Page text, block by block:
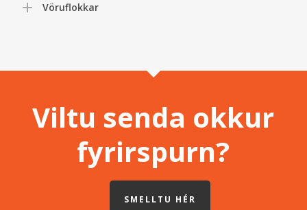
Vöruflokkar
Viltu senda okkur
fyrirspurn?
SMELLTU HÉR